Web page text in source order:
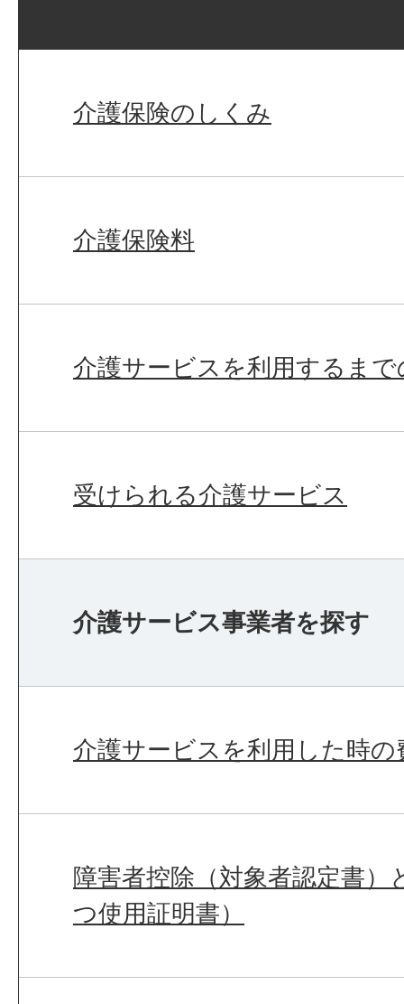
介護保険のしくみ
介護保険料
介護サービスを利用するまで
受けられる介護サービス
介護サービス事業者を探す
介護サービスを利用した時の
障害者控除（対象者認定書）
つ使用証明書）